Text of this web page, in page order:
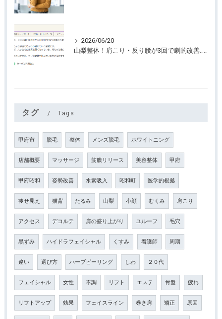
2026/06/20
タグ Tags
甲府市 脱毛 整体 メンズ脱毛 ホワイトニング
店舗概要 マッサージ 筋膜リリース 美容整体 甲府
甲府昭和 姿勢改善 水素吸入 昭和町 医学的根拠
痩せ見え 猫背 たるみ 山梨 小顔 むくみ 肩こり
アクセス デコルテ 肩の盛り上がり ユルーフ 毛穴
黒ずみ ハイドラフェイシャル くすみ 看護師 周期
違い 選び方 ハーブピーリング しわ ２０代
フェイシャル 女性 不調 リフト エステ 骨盤 疲れ
リフトアップ 効果 フェイスライン 巻き肩 矯正 原因